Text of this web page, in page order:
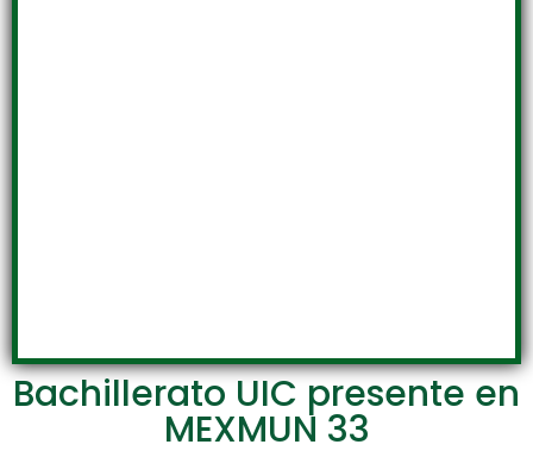
Bachillerato UIC presente en
MEXMUN 33